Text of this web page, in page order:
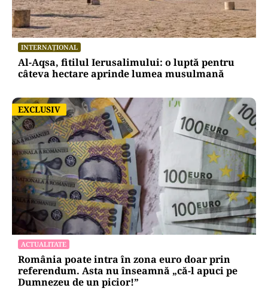
INTERNAȚIONAL
Al-Aqsa, fitilul Ierusalimului: o luptă pentru
câteva hectare aprinde lumea musulmană
EXCLUSIV
EXCLUSIV
ACTUALITATE
România poate intra în zona euro doar prin
referendum. Asta nu înseamnă „că-l apuci pe
Dumnezeu de un picior!”